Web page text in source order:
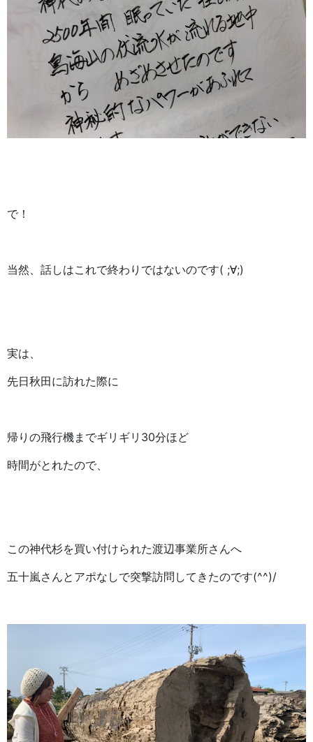
で！
当然、話しはこれで終わりではないのです( ;∀;)
実は、
先日秋田に訪れた際に
帰りの飛行機までギリギリ30分ほど
時間がとれたので、
この神代杉を買い付けられた渡辺事業所さんへ
五十嵐さんとアポなしで突撃訪問してきたのです(^^)/